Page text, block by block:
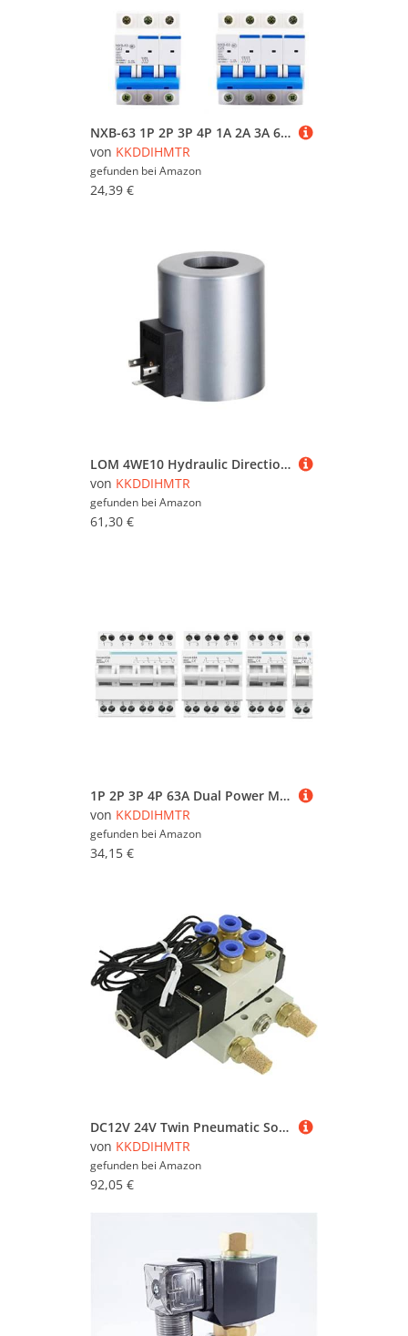
NXB-63 1P 2P 3P 4P 1A 2A 3A 6A 10A 16A 20A 25A 32A 40A 63A Miniature Circuit Breaker House MCB with Indication DZ47(1P,6A)
von KKDDIHMTR
gefunden bei Amazon
24,39 €
LOM 4WE10 Hydraulic Directional valves Coil Dia 31.6 mm Height 75 mm DC 12V 24V RAC110V 220V Solenoid Coil(Terminal Box,OneColor)(Terminal Box,RAC 220V)
von KKDDIHMTR
gefunden bei Amazon
61,30 €
1P 2P 3P 4P 63A Dual Power Manual Transfer Isolating Switch Interlock Circuit Breaker(4,40A)
von KKDDIHMTR
gefunden bei Amazon
34,15 €
DC12V 24V Twin Pneumatic Solenoid Valve 4V110-06 Electromagnetic Valve Muffler Quick Fitting Base Set AC110v 220v Useful(10mm Fittings,DC12V)
von KKDDIHMTR
gefunden bei Amazon
92,05 €